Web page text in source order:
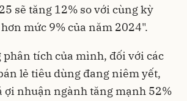
sẽ tăng 12% so với cùng kỳ
mức 9% của năm 2024".
phân tích của mình, đối với các
lẻ tiêu dùng đang niêm yết,
ợi nhuận ngành tăng mạnh 52%